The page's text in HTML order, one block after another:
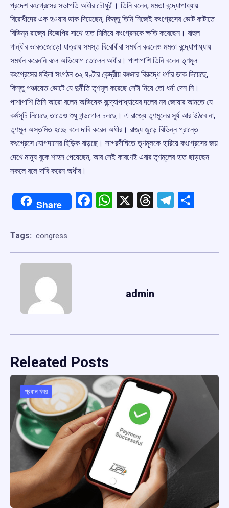
প্রদেশ কংগ্রেসের সভাপতি অধীর চৌধুরী। তিনি বলেন, মমতা বন্দ্যোপাধ্যায়
বিরোধীদের এক হওয়ার ডাক দিয়েছেন, কিন্তু তিনি নিজেই কংগ্রেসের ভোট কাটাতে
বিভিন্ন রাজ্যে বিজেপির সাথে হাত মিলিয়ে কংগ্রেসকে ক্ষতি করেছেন। রাহুল
গান্ধীর ভারতজোড়ো যাত্রায় সমস্ত বিরোধীরা সমর্থন করলেও মমতা বন্দ্যোপাধ্যায়
সমর্থন করেননি বলে অভিযোগ তোলেন অধীর। পাশাপাশি তিনি বলেন তৃণমূল
কংগ্রেসের মহিলা সংগঠন ৩২ ঘণ্টার কেন্দ্রীয় বঞ্চনার বিরুদ্ধে ধর্ণার ডাক দিয়েছে,
কিন্তু পঞ্চায়েত ভোটে যে দুর্নীতি তৃণমূল করেছে সেটা নিয়ে তো ধর্না দেন নি।
পাশাপাশি তিনি আরো বলেন অভিষেক বন্দ্যোপাধ্যায়ের দলের নব জোয়ার আনতে যে
কর্মসূচি নিয়েছে তাতেও শুধু গন্ডগোল চলছে। এ রাজ্যে তৃণমূলের সূর্য আর উঠবে না,
তৃণমূল অস্তমিত হচ্ছে বলে দাবি করেন অধীর। রাজ্য জুড়ে বিভিন্ন প্রান্তে
কংগ্রেসে যোগদানের হিড়িক বাড়ছে। সাগরদীঘিতে তৃণমূলকে হারিয়ে কংগ্রেসের জয়
দেখে মানুষ বুকে শাহস পেয়েছেন, আর সেই কারণেই এবার তৃণমূলের হাত ছাড়ছেন
সকলে বলে দাবি করেন অধীর।
Share Facebook
WhatsApp
X Threads
Tags: congress
admin
Releated Posts
প্রধান খবর